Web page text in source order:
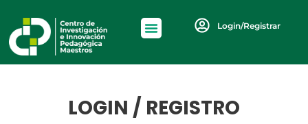
Login/Registrar
LOGIN / REGISTRO